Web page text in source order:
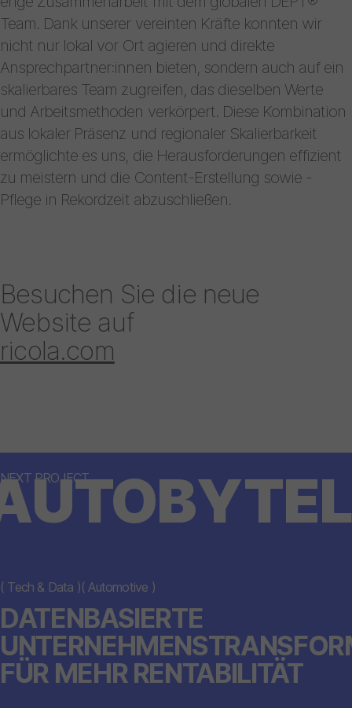
Team. Dank unserer vereinten Kräfte konnten wir
nicht nur lokal vor Ort agieren und direkte
Ansprechpartner:innen bieten, sondern auch auf ein
skalierbares Team zugreifen, das dieselben Werte
und Arbeitsmethoden verkörpert. Diese Kombination
aus lokaler Präsenz und regionaler Skalierbarkeit
ermöglichte es uns, die Herausforderungen effizient
zu meistern und die Content-Erstellung sowie -
Pflege in Rekordzeit abzuschließen.
Besuchen Sie die neue
Website auf
ricola.com
NEXT PROJECT
DATENBASIERTE
FÜR MEHR RENTABILITÄT
( Tech & Data )( Automotive )